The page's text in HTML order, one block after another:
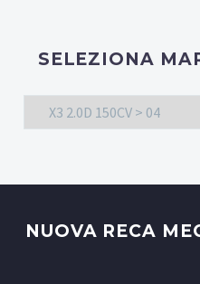
SELEZIONA
X3 2.0D 150CV > 04
NUOVA RECA